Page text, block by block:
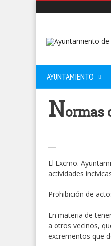
AYUNTAMIENTO
Normas
El Excmo.
actividades
Prohibición de
En materia de
a otros vecinos,
excrementos que